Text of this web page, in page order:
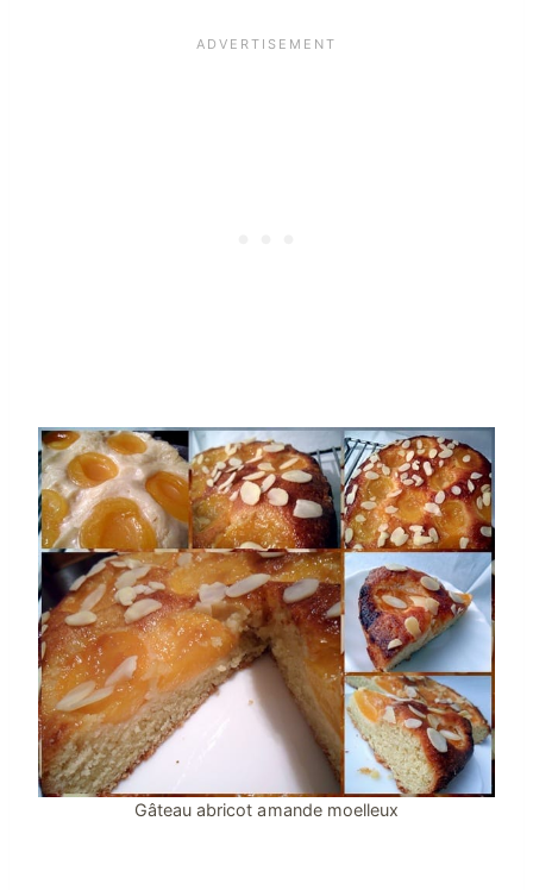
Gâteau abricot amande moelleux